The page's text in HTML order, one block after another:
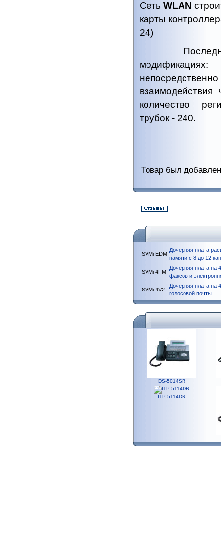
Сеть WLAN
карты
24)
Последние
количество
трубок - 240.
Товар был
SVMi EDM
Дочерняя плата
памяти с 8 до 12
SVMi 4FM
Дочерняя плата на
факсов и
SVMi 4V2
Дочерняя плата на
голосовой почты
DS-5014SR
ITP-5114DR